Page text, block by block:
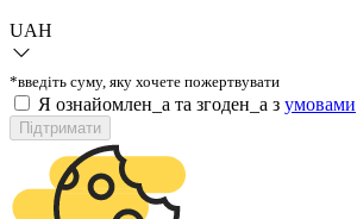
UAH
*введіть суму, яку хочете пожертвувати
Я ознайомлен_а та згоден_а з умовами
Підтримати